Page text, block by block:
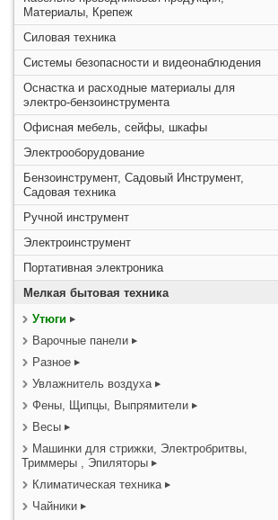
Материалы, Крепеж
Силовая техника
Системы безопасности и видеонаблюдения
Оснастка и расходные материалы для
электро-бензоинструмента
Офисная мебель, сейфы, шкафы
Электрооборудование
Бензоинструмент, Садовый Инструмент,
Садовая техника
Ручной инструмент
Электроинструмент
Портативная электроника
Мелкая бытовая техника
Утюги
Варочные панели
Разное
Увлажнитель воздуха
Фены, Щипцы, Выпрямители
Весы
Машинки для стрижки, Электробритвы,
Триммеры , Эпиляторы
Климатическая техника
Чайники